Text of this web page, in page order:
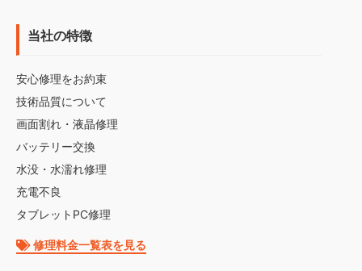
当社の特徴
安心修理をお約束
技術品質について
画面割れ・液晶修理
バッテリー交換
水没・水濡れ修理
充電不良
タブレットPC修理
修理料金一覧表を見る